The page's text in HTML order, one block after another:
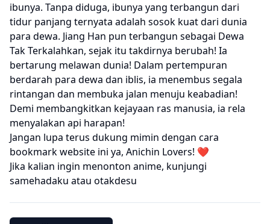
ibunya. Tanpa diduga, ibunya yang terbangun dari
tidur panjang ternyata adalah sosok kuat dari dunia
para dewa. Jiang Han pun terbangun sebagai Dewa
Tak Terkalahkan, sejak itu takdirnya berubah! Ia
bertarung melawan dunia! Dalam pertempuran
berdarah para dewa dan iblis, ia menembus segala
rintangan dan membuka jalan menuju keabadian!
Demi membangkitkan kejayaan ras manusia, ia rela
menyalakan api harapan!
Jangan lupa terus dukung mimin dengan cara
bookmark website ini ya, Anichin Lovers! ❤️
Jika kalian ingin menonton anime, kunjungi
samehadaku atau otakdesu